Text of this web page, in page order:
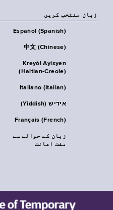
زبان منتخب کریں
Español (Spanish)
中文 (Chinese)
Kreyòl Ayisyen
(Haitian-Creole)
Italiano (Italian)
אידיש (Yiddish)
Français (French)
زبان کے حوالے سے
مفت اعانت